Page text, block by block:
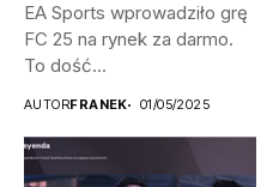
EA Sports wprowadziło grę
FC 25 na rynek za darmo.
To dość...
AUTORFRANEK 01/05/2025